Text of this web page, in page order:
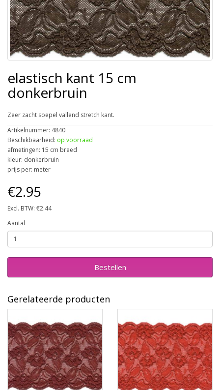
elastisch kant 15 cm
donkerbruin
Zeer zacht soepel vallend stretch kant.
Artikelnummer: 4840
Beschikbaarheid: op voorraad
afmetingen: 15 cm breed
kleur: donkerbruin
prijs per: meter
€2.95
Excl. BTW: €2.44
Aantal
Bestellen
Gerelateerde producten